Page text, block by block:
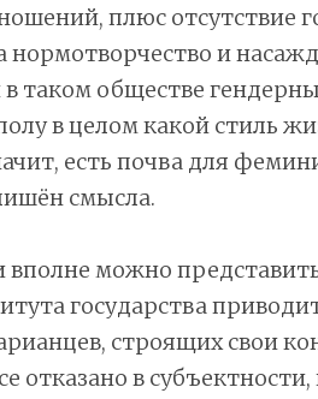
плюс отсутствие
нормотворчество и
таком обществе
в целом какой стиль
есть почва для
смысла.
вполне можно
государства
строящих свои
отказано в